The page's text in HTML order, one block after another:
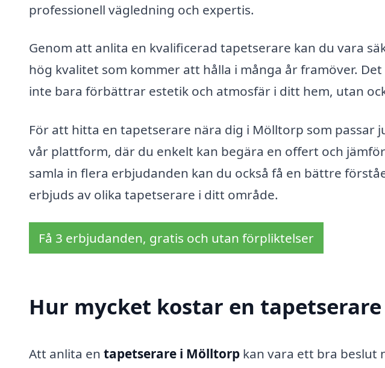
professionell vägledning och expertis.
Genom att anlita en kvalificerad tapetserare kan du vara
hög kvalitet som kommer att hålla i många år framöver.
inte bara förbättrar estetik och atmosfär i ditt hem, utan
För att hitta en tapetserare nära dig i Mölltorp som passar
vår plattform, där du enkelt kan begära en offert och
samla in flera erbjudanden kan du också få en bättre
erbjuds av olika tapetserare i ditt område.
Få 3 erbjudanden, gratis och utan förpliktelser
Hur mycket kostar en
Att anlita en tapetserare i Mölltorp kan vara ett bra beslut